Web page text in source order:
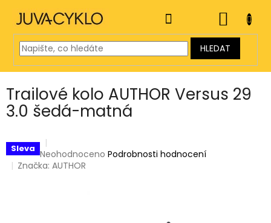
obsah
HLEDAT
KOŠÍK
Trailové kolo AUTHOR Versus 29
3.0 šedá-matná
Sleva Průměrné
hodnocení
Neohodnoceno Podrobnosti hodnocení
Značka:AUTHOR